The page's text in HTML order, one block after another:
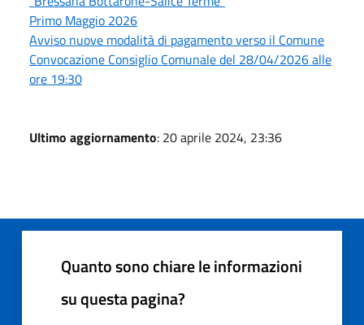
Primo Maggio 2026
Avviso nuove modalità di pagamento verso il Comune
Convocazione Consiglio Comunale del 28/04/2026 alle
ore 19:30
Ultimo aggiornamento: 20 aprile 2024, 23:36
Quanto sono chiare le informazioni
su questa pagina?